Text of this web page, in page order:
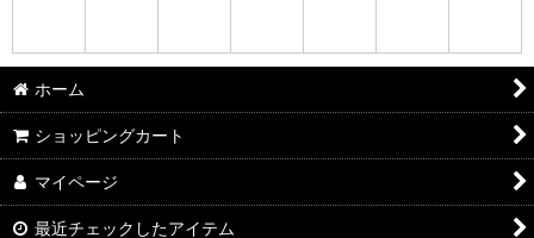
ホーム
ショッピングカート
マイページ
最近チェックしたアイテム